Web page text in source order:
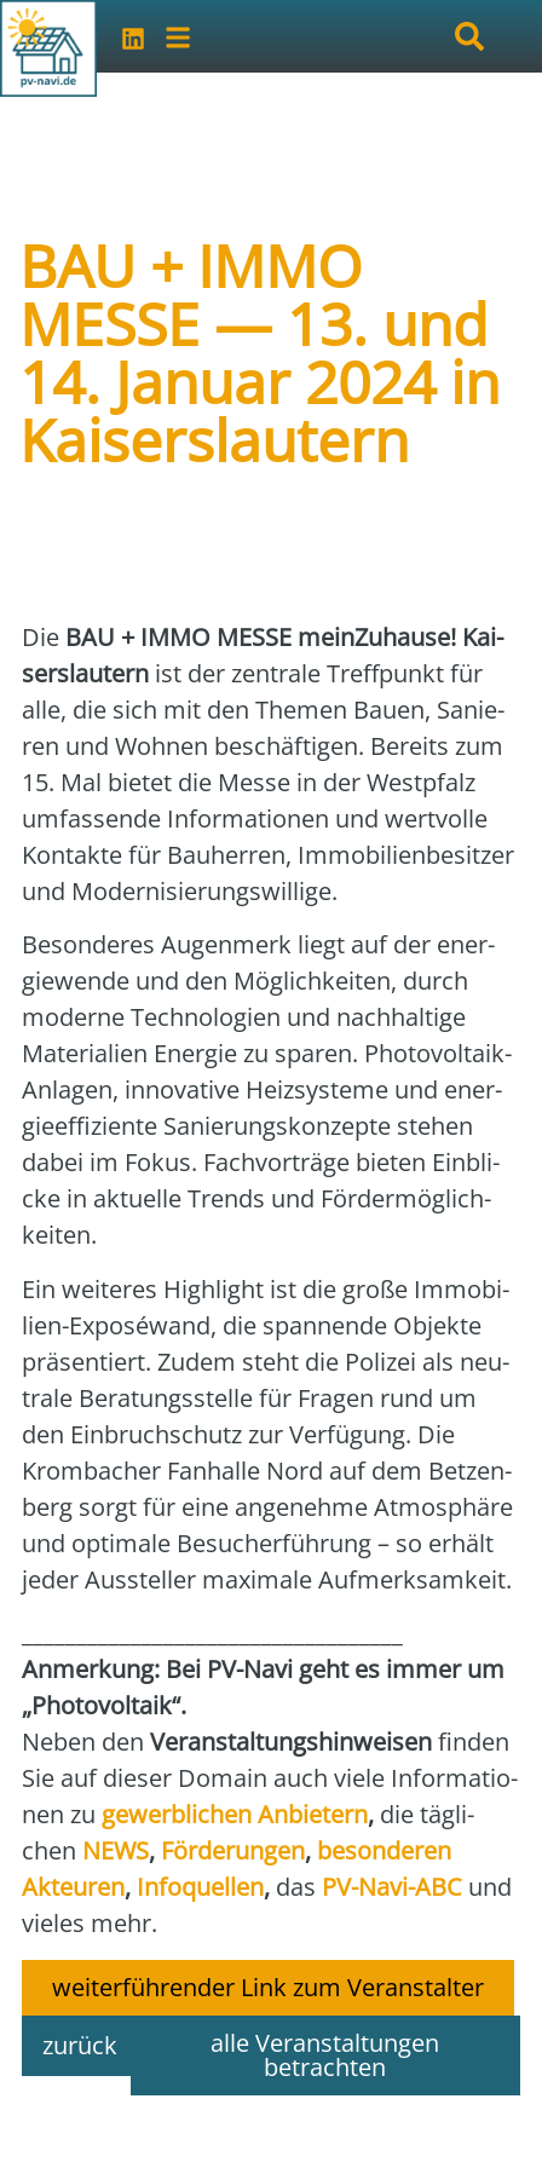
BAU + IMMO
MESSE — 13. und
14. Januar 2024 in
Kaiserslautern
Die BAU + IMMO MESSE mein­Zu­hau­se! Kai­
sers­lau­tern ist der zen­tra­le Treff­punkt für
alle, die sich mit den The­men Bau­en, Sanie­
ren und Woh­nen beschäf­ti­gen. Bereits zum
15. Mal bie­tet die Mes­se in der West­pfalz
umfas­sen­de Infor­ma­tio­nen und wert­vol­le
Kon­tak­te für Bau­her­ren, Immo­bi­li­en­be­sit­zer
und Moder­ni­sie­rungs­wil­li­ge.
Beson­de­res Augen­merk liegt auf der ener­
gie­wen­de und den Mög­lich­kei­ten, durch
moder­ne Tech­no­lo­gien und nach­hal­ti­ge
Mate­ria­li­en Ener­gie zu spa­ren. Pho­to­vol­ta­ik-
Anla­gen, inno­va­ti­ve Heiz­sys­te­me und ener­
gie­ef­fi­zi­en­te Sanie­rungs­kon­zep­te ste­hen
dabei im Fokus. Fach­vor­trä­ge bie­ten Ein­bli­
cke in aktu­el­le Trends und För­der­mög­lich­
kei­ten.
Ein wei­te­res High­light ist die gro­ße Immo­bi­
li­en-Expo­sé­wand, die span­nen­de Objek­te
prä­sen­tiert. Zudem steht die Poli­zei als neu­
tra­le Bera­tungs­stel­le für Fra­gen rund um
den Ein­bruch­schutz zur Ver­fü­gung. Die
Krom­ba­cher Fan­hal­le Nord auf dem Bet­zen­
berg sorgt für eine ange­neh­me Atmo­sphä­re
und opti­ma­le Besu­cher­füh­rung – so erhält
jeder Aus­stel­ler maxi­ma­le Auf­merk­sam­keit.
Anmer­kung: Bei PV-Navi geht es immer um
„Pho­to­vol­ta­ik“.
Neben den Ver­an­stal­tungs­hin­wei­senfin­den
Sie auf die­ser Domain auch vie­le Infor­ma­tio­
nen zu gewerb­li­chen Anbie­tern, die täg­li­
chen NEWS, För­de­run­gen, beson­de­ren
Akteu­ren, Info­quel­len, das PV-Navi-ABC und
vie­les mehr.
weiterführender Link zum Veranstalter
zurück
alle Veranstaltungen
betrachten